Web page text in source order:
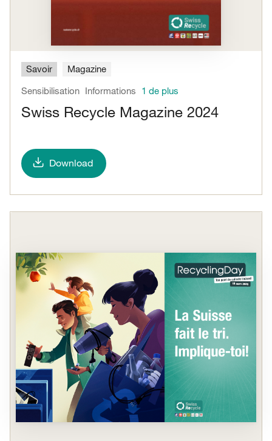
Savoir
Magazine
Sensibilisation Informations 1 de plus
Swiss Recycle Magazine 2024
Download